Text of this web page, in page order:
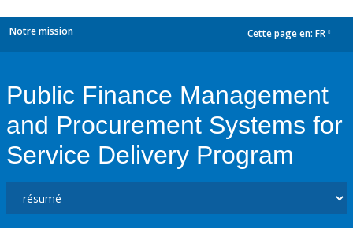
Notre mission Cette page en: FR
Public Finance Management
and Procurement Systems for
Service Delivery Program